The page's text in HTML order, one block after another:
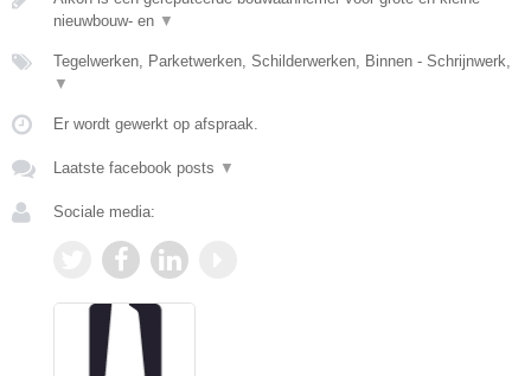
nieuwbouw- en ▼
Tegelwerken, Parketwerken, Schilderwerken, Binnen - Schrijnwerk,
▼
Er wordt gewerkt op afspraak.
Laatste facebook posts ▼
Sociale media: